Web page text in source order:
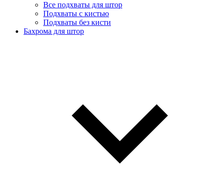
Все подхваты для штор
Подхваты с кистью
Подхваты без кисти
Бахрома для штор